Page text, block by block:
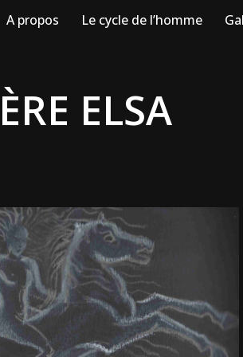
A propos Le cycle de l’homme
ELSA